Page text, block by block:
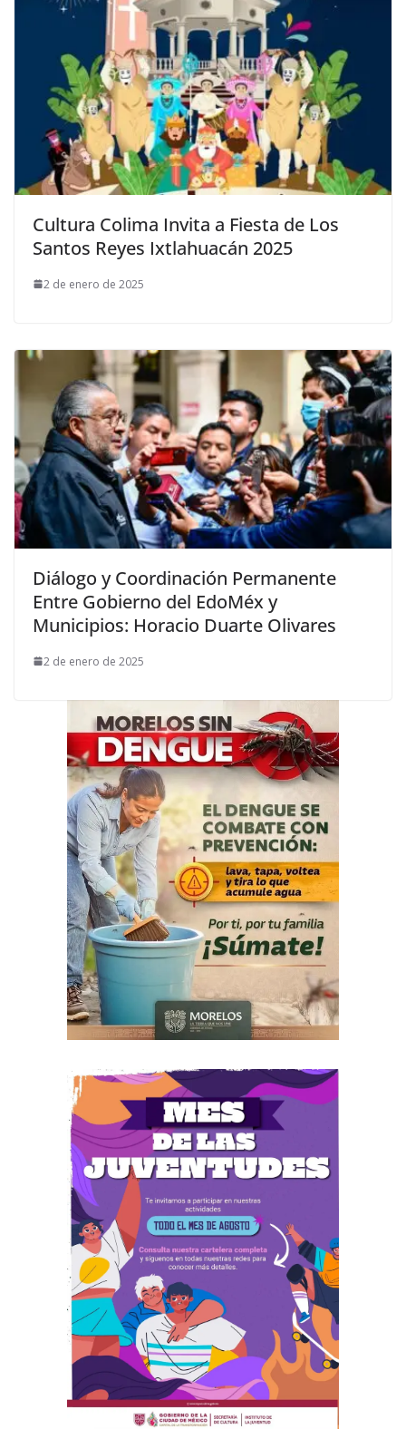
Cultura Colima Invita a Fiesta de Los
Santos Reyes Ixtlahuacán 2025
2 de enero de 2025
Diálogo y Coordinación Permanente
Entre Gobierno del EdoMéx y
Municipios: Horacio Duarte Olivares
2 de enero de 2025